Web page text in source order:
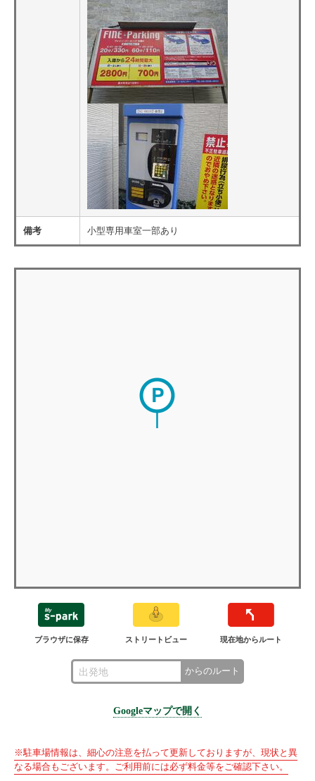
備考 小型専用車室一部あり
ブラウザに保存 ストリートビュー 現在地からルート
からのルート
Googleマップで開く
※駐車場情報は、細心の注意を払って更新しておりますが、現状と異
なる場合もございます。ご利用前には必ず料金等をご確認下さい。